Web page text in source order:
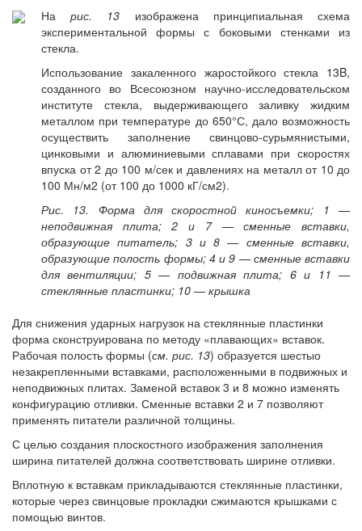
На рис. 13 изображена принципиальная схема
экспериментальной формы с боковыми стенками из
стекла.
Использование закаленного жаростойкого стекла 13B,
созданного во Всесоюзном научно-исследовательском
институте стекла, выдерживающего заливку жидким
металлом при температуре до 650°С, дало возможность
осуществить заполнение свинцово-сурьмянистыми,
цинковыми и алюминиевыми сплавами при скоростях
впуска от 2 до 100 м/сек и давлениях на металл от 10 до
100 Мн/м2 (от 100 до 1000 кГ/см2).
Рис. 13. Форма для скоростной киносъемки; 1 —
неподвижная плита; 2 и 7 — сменные вставки,
образующие питатель; 3 и 8 — сменные вставки,
образующие полость формы; 4 и 9 — сменные вставки
для вентиляции; 5 — подвижная плита; 6 и 11 —
стеклянные пластинки; 10 — крышка
Для снижения ударных нагрузок на стеклянные пластинки
форма сконструирована по методу «плавающих» вставок.
Рабочая полость формы (см. рис. 13) образуется шестыо
незакрепленными вставками, расположенными в подвижных и
неподвижных плитах. Заменой вставок 3 и 8 можно изменять
конфигурацию отливки. Сменные вставки 2 и 7 позволяют
применять питатели различной толщины.
С целью создания плоскостного изображения заполнения
ширина питателей должна соответствовать ширине отливки.
Вплотную к вставкам прикладываются стеклянные пластинки,
которые через свинцовые прокладки сжимаются крышками с
помощью винтов.